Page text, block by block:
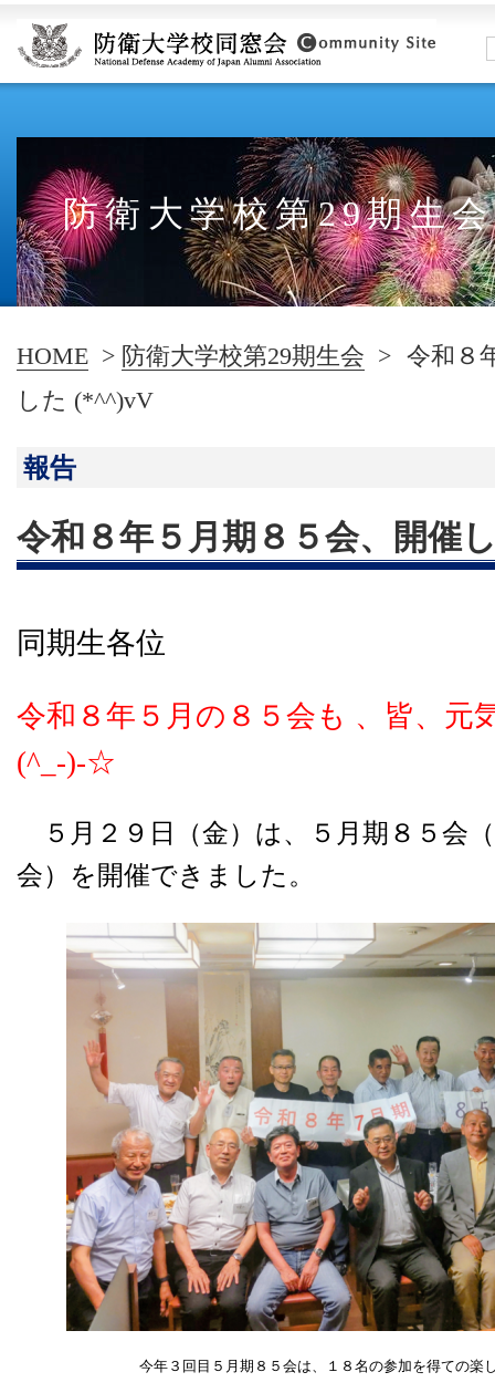
防衛大学校第29期生会
HOME > 防衛大学校第29期生会 > 令和８
した (*^^)vV
報告
令和８年５月期８５会、開催
同期生各位
令和８年５月の８５会も 、皆、元
(^_-)-☆
５月２９日（金）は、５月期８５会
会）を開催できました。
今年３回目５月期８５会は、１８名の参加を得ての楽